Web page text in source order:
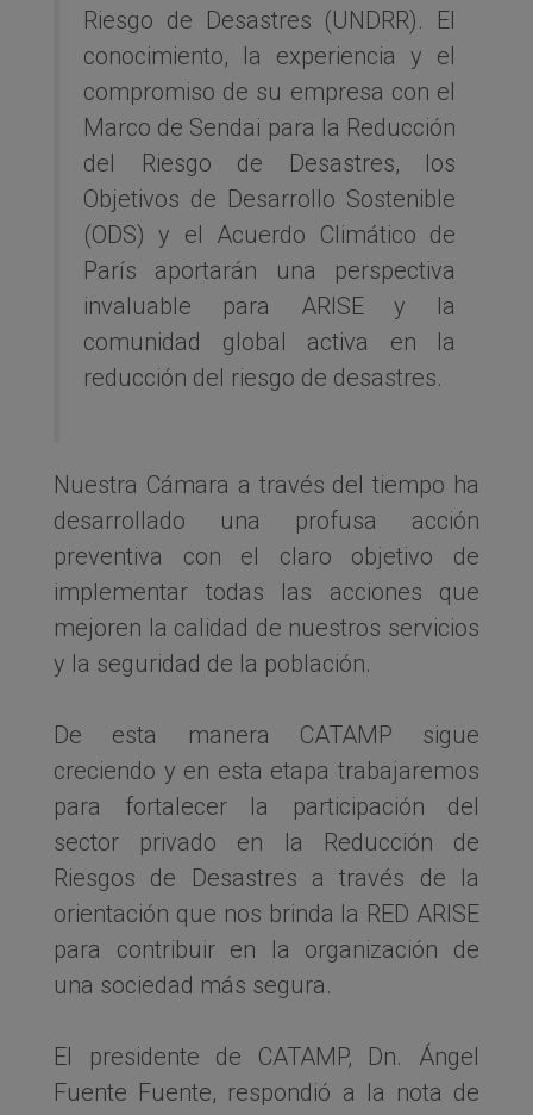
Riesgo de Desastres (UNDRR). El
conocimiento, la experiencia y el
compromiso de su empresa con el
Marco de Sendai para la Reducción
del Riesgo de Desastres, los
Objetivos de Desarrollo Sostenible
(ODS) y el Acuerdo Climático de
París aportarán una perspectiva
invaluable para ARISE y la
comunidad global activa en la
reducción del riesgo de desastres.
Nuestra Cámara a través del tiempo ha
desarrollado una profusa acción
preventiva con el claro objetivo de
implementar todas las acciones que
mejoren la calidad de nuestros servicios
y la seguridad de la población.
De esta manera CATAMP sigue
creciendo y en esta etapa trabajaremos
para fortalecer la participación del
sector privado en la Reducción de
Riesgos de Desastres a través de la
orientación que nos brinda la RED ARISE
para contribuir en la organización de
una sociedad más segura.
El presidente de CATAMP, Dn. Ángel
Fuente Fuente, respondió a la nota de